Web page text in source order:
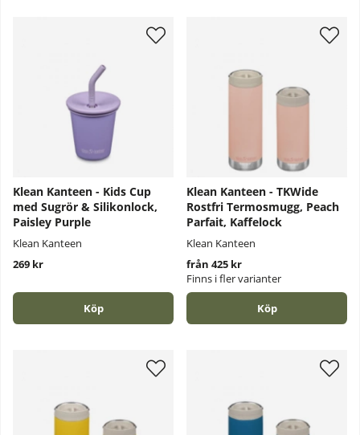
Klean Kanteen - Kids Cup
med Sugrör & Silikonlock,
Paisley Purple
Klean Kanteen
269 kr
Köp
Klean Kanteen - TKWide
Rostfri Termosmugg, Peach
Parfait, Kaffelock
Klean Kanteen
från 425 kr
Finns i fler varianter
Köp